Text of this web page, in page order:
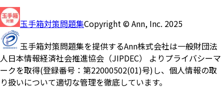
玉手箱対策問題集Copyright © Ann, Inc. 2025
玉手箱対策問題集を提供するAnn株式会社は一般財団法
人日本情報経済社会推進協会（JIPDEC） よりプライバシーマ
ークを取得(登録番号：第22000502(01)号)し、個人情報の取
り扱いについて適切な管理を徹底しています。